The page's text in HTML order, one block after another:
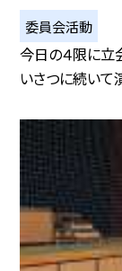
委員会活動
今日の４限に立
いさつに続いて